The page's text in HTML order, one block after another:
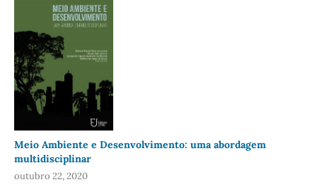
Meio Ambiente e Desenvolvimento: uma abordagem
multidisciplinar
outubro 22, 2020